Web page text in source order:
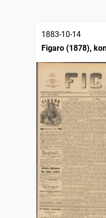
1883-10-14
Figaro (1878),